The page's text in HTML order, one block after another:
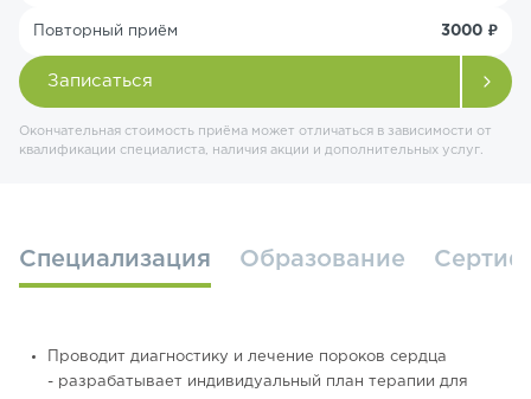
Повторный приём 3000 ₽
Записаться
Окончательная стоимость приёма может отличаться в зависимости от
квалификации специалиста, наличия акции и дополнительных услуг.
Специализация Образование
Проводит диагностику и лечение пороков сердца
- разрабатывает индивидуальный план терапии для